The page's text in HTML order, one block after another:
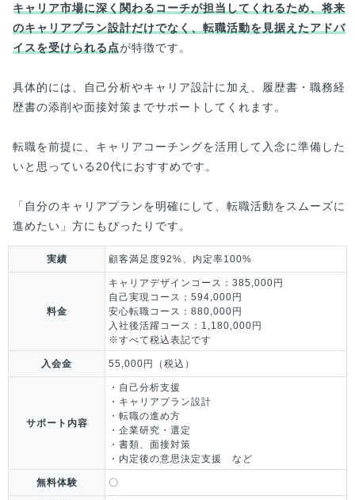
キャリア市場に深く関わるコーチが担当してくれるため、将来
のキャリアプラン設計だけでなく、転職活動を見据えたアドバ
イスを受けられる点が特徴です。
具体的には、自己分析やキャリア設計に加え、履歴書・職務経
歴書の添削や面接対策までサポートしてくれます。
転職を前提に、キャリアコーチングを活用して入念に準備した
いと思っている20代におすすめです。
「自分のキャリアプランを明確にして、転職活動をスムーズに
進めたい」方にもぴったりです。
実績 顧客満足度92%、内定率100%
料金
キャリアデザインコース：385,000円
自己実現コース：594,000円
安心転職コース：880,000円
入社後活躍コース：1,180,000円
※すべて税込表記です
入会金 55,000円（税込）
サポート内容
・自己分析支援
・キャリアプラン設計
・転職の進め方
・企業研究・選定
・書類、面接対策
・内定後の意思決定支援 など
無料体験 〇